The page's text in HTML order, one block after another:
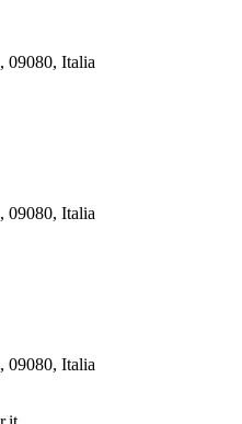
09080, Italia
09080, Italia
09080, Italia